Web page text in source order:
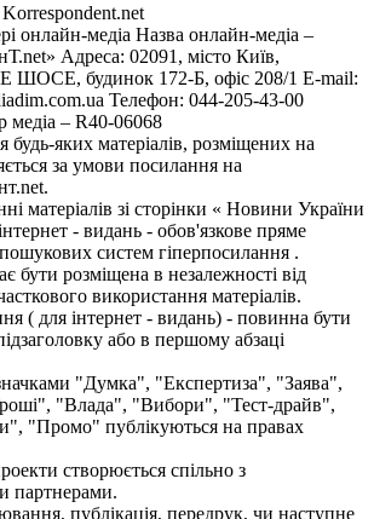
онлайн-медіа Назва онлайн-медіа –
Адреса: 02091, місто Київ,
будинок 172-Б, офіс 208/1 E-mail:
Телефон: 044-205-43-00
медіа – R40-06068
будь-яких матеріалів, розміщених на
за умови посилання на
матеріалів зі сторінки « Новини України
- видань - обов'язкове пряме
систем гіперпосилання .
бути розміщена в незалежності від
використання матеріалів.
( для інтернет - видань) - повинна бути
або в першому абзаці
"Думка", "Експертиза", "Заява",
"Влада", "Вибори", "Тест-драйв",
"Промо" публікуються на правах
створюється спільно з
партнерами.
публікація, передрук, чи наступне